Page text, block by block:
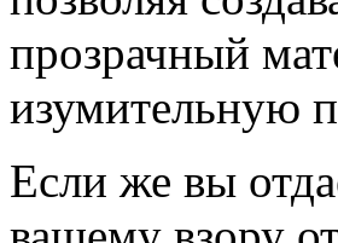
прозрачный
изумительную
Если же вы